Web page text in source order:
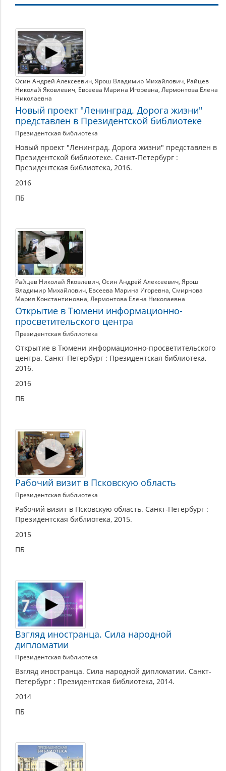
Мероприятия
и
события
Осин Андрей Алексеевич, Ярош Владимир Михайлович, Райцев
Николай Яковлевич, Евсеева Марина Игоревна, Лермонтова Елена
Николаевна
Новый проект "Ленинград. Дорога жизни"
представлен в Президентской библиотеке
Президентская библиотека
Новый проект "Ленинград. Дорога жизни" представлен в
Президентской библиотеке. Санкт-Петербург :
Президентская библиотека, 2016.
2016
ПБ
Райцев Николай Яковлевич, Осин Андрей Алексеевич, Ярош
Владимир Михайлович, Евсеева Марина Игоревна, Смирнова
Мария Константиновна, Лермонтова Елена Николаевна
Открытие в Тюмени информационно-
просветительского центра
Президентская библиотека
Открытие в Тюмени информационно-просветительского
центра. Санкт-Петербург : Президентская библиотека,
2016.
2016
ПБ
Рабочий визит в Псковскую область
Президентская библиотека
Рабочий визит в Псковскую область. Санкт-Петербург :
Президентская библиотека, 2015.
2015
ПБ
Взгляд иностранца. Сила народной
дипломатии
Президентская библиотека
Взгляд иностранца. Сила народной дипломатии. Санкт-
Петербург : Президентская библиотека, 2014.
2014
ПБ